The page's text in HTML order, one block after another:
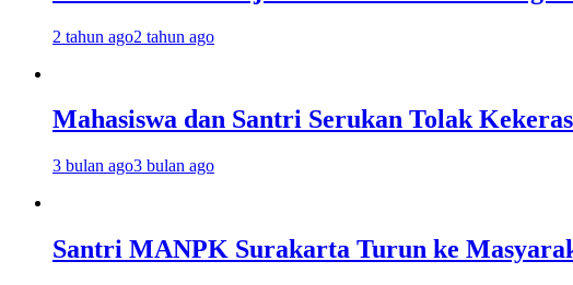
2 tahun ago2 tahun ago
Mahasiswa dan Santri Serukan Tolak
3 bulan ago3 bulan ago
Santri MANPK Surakarta Turun ke